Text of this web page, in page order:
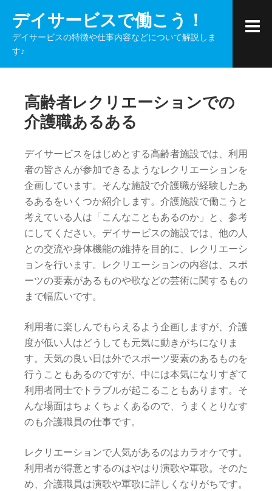
ツ
デイサービスで働こう！
デイサービスの特徴や仕事内容などについて解説しま
す♪
高齢者レクリエーションでの
介護職あるある
デイサービスをはじめとする高齢者施設では、利用
者の皆さんが参加できるようなレクリエーションを
企画しています。そんな施設で介護職が経験したあ
るあるをいくつか紹介します。介護施設で働こうと
考えている人は「こんなこともあるのか」と、参考
にしてください。デイサービスの施設では、他の人
との交流や身体機能の維持を目的に、レクリエーシ
ョンを行います。レクリエーションの内容は、スポ
ーツの要素があるものや歌などの芸術に関するもの
まで幅広いです。
利用者に楽しんでもらえるよう企画しますが、介護
度が低い人はどうしても元気に動きがちになりま
す。天気の良い日は外でスポーツ要素のあるものを
行うこともあるのですが、中には本気になりすぎて
利用者同士でトラブルが起こることもあります。そ
んな場面はちょくちょくあるので、うまくとりなす
のも介護職員の仕事です。
レクリエーションで人気があるのはカラオケです。
利用者が得意とするのはやはり演歌や軍歌。そのた
め、介護職員は演歌や軍歌に詳しくなりがちです。